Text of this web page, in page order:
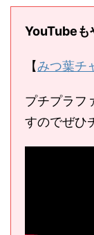
YouTubeも
【みつ葉チ
プチプラフ
すのでぜひ